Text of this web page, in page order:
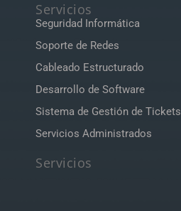
Servicios
Seguridad Informática
Soporte de Redes
Cableado Estructurado
Desarrollo de Software
Sistema de Gestión de Tickets
Servicios Administrados
Servicios